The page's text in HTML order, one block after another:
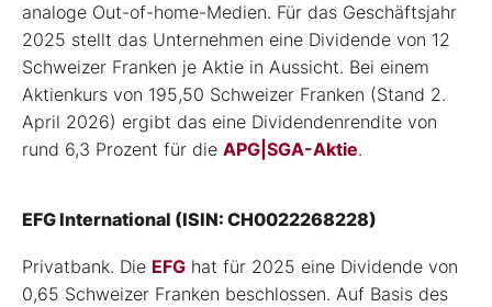
analoge Out-of-home-Medien. Für das Geschäftsjahr
2025 stellt das Unternehmen eine Dividende von 12
Schweizer Franken je Aktie in Aussicht. Bei einem
Aktienkurs von 195,50 Schweizer Franken (Stand 2.
April 2026) ergibt das eine Dividendenrendite von
rund 6,3 Prozent für die APG|SGA-Aktie.
EFG International (ISIN: CH0022268228)
Privatbank. Die EFG hat für 2025 eine Dividende von
0,65 Schweizer Franken beschlossen. Auf Basis des